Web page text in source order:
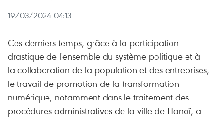
19/03/2024 04:13
Ces derniers temps, grâce à la participation
drastique de l'ensemble du système politique et à
la collaboration de la population et des entreprises,
le travail de promotion de la transformation
numérique, notamment dans le traitement des
procédures administratives de la ville de Hanoï, a